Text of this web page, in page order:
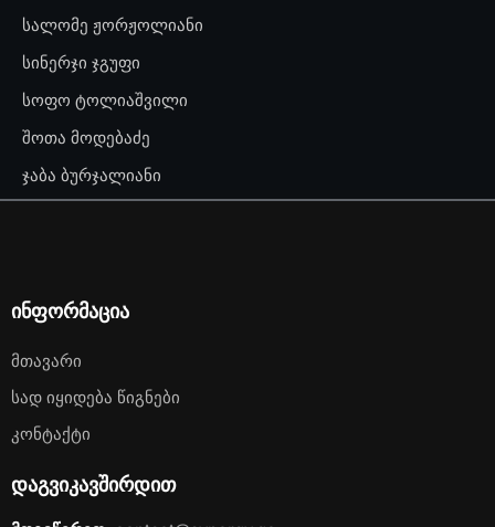
სალომე ჟორჟოლიანი
სინერჯი ჯგუფი
სოფო ტოლიაშვილი
შოთა მოდებაძე
ჯაბა ბურჯალიანი
ინფორმაცია
Მთავარი
Სად Იყიდება Წიგნები
Კონტაქტი
დაგვიკავშირდით